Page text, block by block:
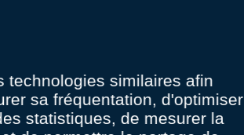
technologies similaires afin
sa fréquentation, d'optimiser
statistiques, de mesurer la